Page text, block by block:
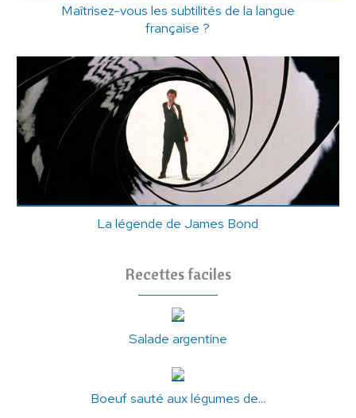
Maîtrisez-vous les subtilités de la langue
française ?
La légende de James Bond
Recettes faciles
Salade argentine
Boeuf sauté aux légumes de...